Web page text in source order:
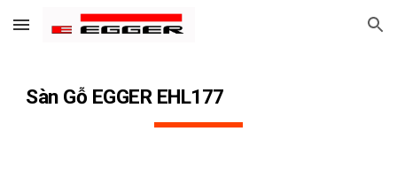
Skip to main content Skip to navigation
Sàn Gỗ EGGER EHL177